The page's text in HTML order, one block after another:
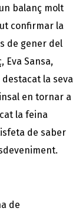
balanç molt
confirmar la
de gener del
Eva Sansa,
destacat la seva
en tornar a
la feina
de saber
de